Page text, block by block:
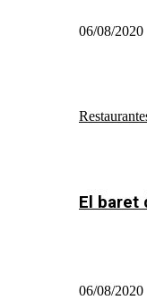
06/08/2020
El baret
06/08/2020